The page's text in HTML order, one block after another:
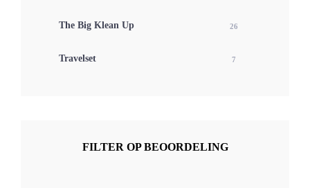
The Big Klean Up 26
Travelset 7
FILTER OP BEOORDELING